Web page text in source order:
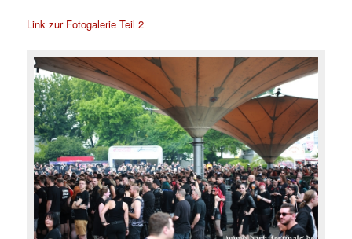
Link zur Fotogalerie Teil 2